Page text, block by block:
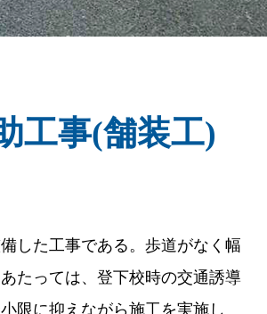
工事(舗装工)
した工事である。歩道がなく幅
たっては、登下校時の交通誘導
限に抑えながら施工を実施し